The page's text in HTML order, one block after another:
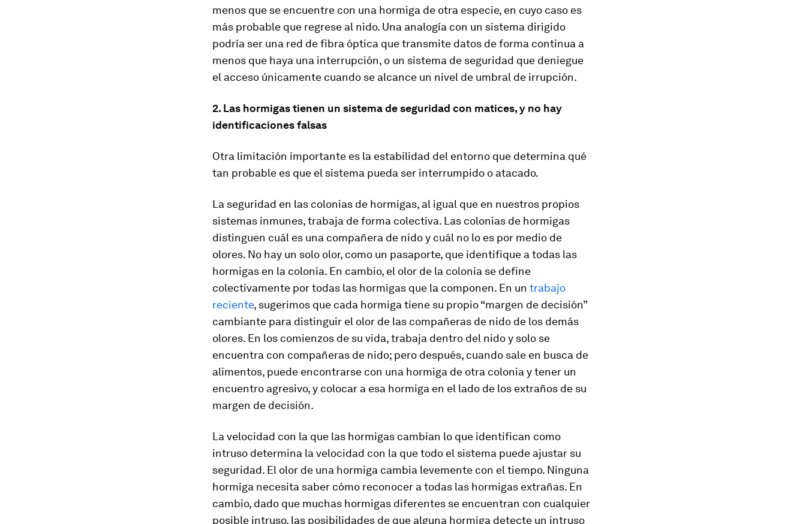
menos que se encuentre con una hormiga de otra especie, en cuyo caso es
más probable que regrese al nido. Una analogía con un sistema dirigido
podría ser una red de fibra óptica que transmite datos de forma continua a
menos que haya una interrupción, o un sistema de seguridad que deniegue
el acceso únicamente cuando se alcance un nivel de umbral de irrupción.
2. Las hormigas tienen un sistema de seguridad con matices, y no hay
identificaciones falsas
Otra limitación importante es la estabilidad del entorno que determina qué
tan probable es que el sistema pueda ser interrumpido o atacado.
La seguridad en las colonias de hormigas, al igual que en nuestros propios
sistemas inmunes, trabaja de forma colectiva. Las colonias de hormigas
distinguen cuál es una compañera de nido y cuál no lo es por medio de
olores. No hay un solo olor, como un pasaporte, que identifique a todas las
hormigas en la colonia. En cambio, el olor de la colonia se define
colectivamente por todas las hormigas que la componen. En un trabajo
reciente, sugerimos que cada hormiga tiene su propio “margen de decisión”
cambiante para distinguir el olor de las compañeras de nido de los demás
olores. En los comienzos de su vida, trabaja dentro del nido y solo se
encuentra con compañeras de nido; pero después, cuando sale en busca de
alimentos, puede encontrarse con una hormiga de otra colonia y tener un
encuentro agresivo, y colocar a esa hormiga en el lado de los extraños de su
margen de decisión.
La velocidad con la que las hormigas cambian lo que identifican como
intruso determina la velocidad con la que todo el sistema puede ajustar su
seguridad. El olor de una hormiga cambia levemente con el tiempo. Ninguna
hormiga necesita saber cómo reconocer a todas las hormigas extrañas. En
cambio, dado que muchas hormigas diferentes se encuentran con cualquier
posible intruso, las posibilidades de que alguna hormiga detecte un intruso